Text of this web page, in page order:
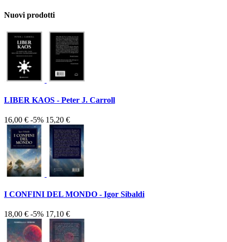
Nuovi prodotti
LIBER KAOS - Peter J. Carroll
16,00 € -5% 15,20 €
I CONFINI DEL MONDO - Igor Sibaldi
18,00 € -5% 17,10 €